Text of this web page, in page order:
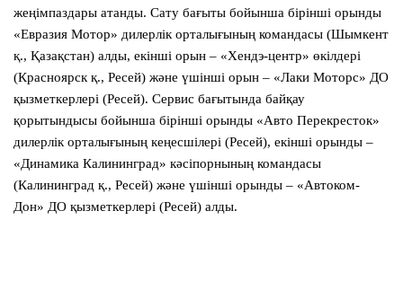
жеңімпаздары атанды. Сату бағыты бойынша бірінші орынды
«Евразия Мотор» дилерлік орталығының командасы (Шымкент
қ., Қазақстан) алды, екінші орын – «Хендэ-центр» өкілдері
(Красноярск қ., Ресей) және үшінші орын – «Лаки Моторс» ДО
қызметкерлері (Ресей). Сервис бағытында байқау
қорытындысы бойынша бірінші орынды «Авто Перекресток»
дилерлік орталығының кеңесшілері (Ресей), екінші орынды –
«Динамика Калининград» кәсіпорнының командасы
(Калининград қ., Ресей) және үшінші орынды – «Автоком-
Дон» ДО қызметкерлері (Ресей) алды.